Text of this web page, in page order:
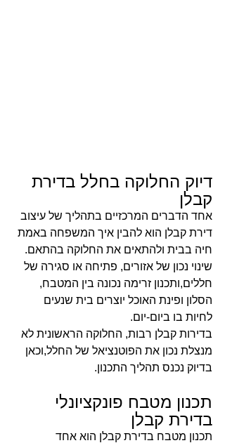
דיוק החלוקה בחלל בדירת
קבלן
אחד הדברים המרכזיים בתהליך של עיצוב
דירת קבלן הוא להבין איך המשפחה באמת
חיה בבית ולהתאים את החלוקה בהתאם.
שינוי נכון של אזורים, פתיחה או סגירה של
חללים,ותכנון זרימה נכונה בין המטבח,
הסלון ופינת האוכל יוצרים בית שנעים
לחיות בו ביום-יום.
בדירות קבלן רבות, החלוקה הראשונית לא
מנצלת נכון את הפוטנציאל של החלל,וכאן
בדיוק נכנס תהליך התכנון.
תכנון מטבח פונקציונלי
בדירת קבלן
תכנון מטבח בדירת קבלן הוא אחד